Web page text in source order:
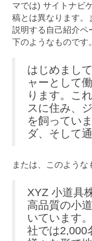
原始長命
長命食ご
商品紹介
コラム
原始長命
レシピ・
会社概要
会社概要
プライバ
マでは) サイトナビ
稿とは異なります。
説明する自己紹介ペ
下のようなものです。
はじめまし
ャーとして
ります。こ
スに住み、
を飼ってい
ダ、そして
または、このような
XYZ 小道具
高品質の小
いています
社では2,000